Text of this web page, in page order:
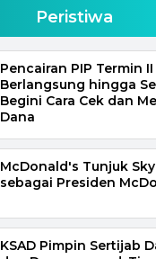
Peristiwa
Pencairan PIP Termin
Berlangsung hingga
Begini Cara Cek dan
Dana
McDonald's Tunjuk
sebagai Presiden
KSAD Pimpin Sertijab